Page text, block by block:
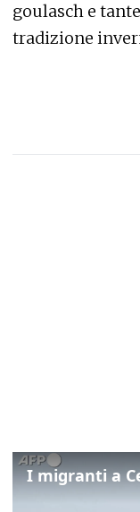
goulasch e
tradizione